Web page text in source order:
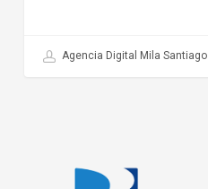
Agencia Digital Mila Santiago